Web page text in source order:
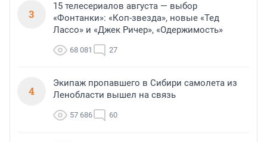
3
15 телесериалов августа — выбор
«Фонтанки»: «Коп-звезда», новые «Тед
Лассо» и «Джек Ричер», «Одержимость»
68 081 27
4
Экипаж пропавшего в Сибири самолета из
Ленобласти вышел на связь
57 686 60